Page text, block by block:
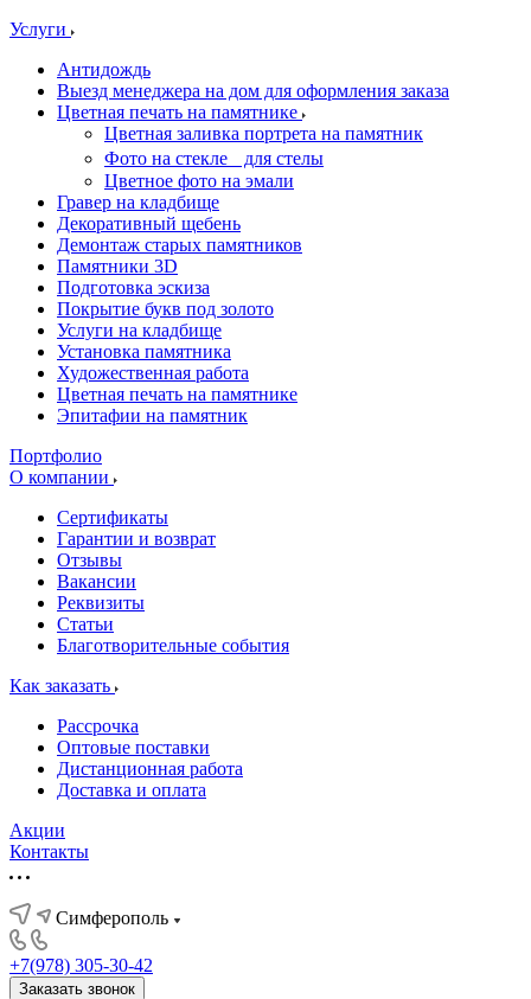
Услуги
Антидождь
Выезд менеджера на дом для оформления заказа
Цветная печать на памятнике
Цветная заливка портрета на памятник
Фото на стекле для стелы
Цветное фото на эмали
Гравер на кладбище
Декоративный щебень
Демонтаж старых памятников
Памятники 3D
Подготовка эскиза
Покрытие букв под золото
Услуги на кладбище
Установка памятника
Художественная работа
Цветная печать на памятнике
Эпитафии на памятник
Портфолио
О компании
Сертификаты
Гарантии и возврат
Отзывы
Вакансии
Реквизиты
Статьи
Благотворительные события
Как заказать
Рассрочка
Оптовые поставки
Дистанционная работа
Доставка и оплата
Акции
Контакты
Симферополь
+7(978) 305-30-42
Заказать звонок